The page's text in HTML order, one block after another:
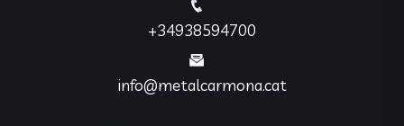
+34938594700
info@metalcarmona.cat